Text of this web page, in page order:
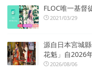
FLOC唯一基督
2021/03/29
源自日本宮城
花魁」自2026
2026/08/06